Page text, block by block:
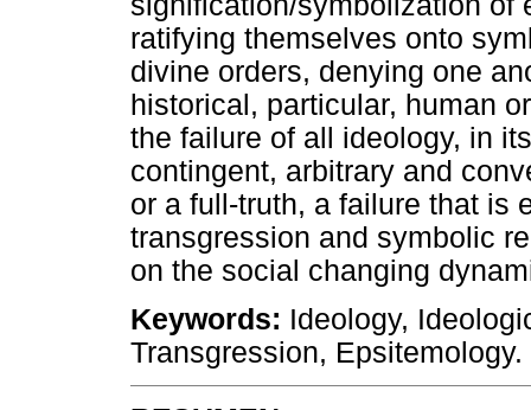
ratifying themselves onto
divine orders, denying one
historical, particular, human
the failure of all ideology, in
contingent, arbitrary and
or a full-truth, a failure that is
transgression and symbolic
on the social changing
Keywords: Ideology,
Transgression, Epsitemology.